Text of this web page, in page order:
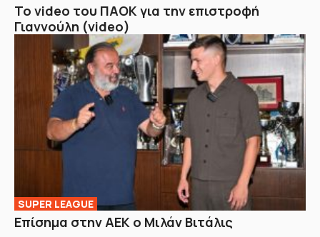
Το video του ΠΑΟΚ για την επιστροφή
Γιαννούλη (video)
SUPER LEAGUE
Επίσημα στην ΑΕΚ ο Μιλάν Βιτάλις